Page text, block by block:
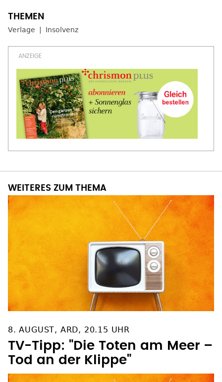
Verlage Insolvenz
WEITERES ZUM THEMA
8. AUGUST, ARD, 20.15 UHR
TV-Tipp: "Die Toten am Meer –
Tod an der Klippe"